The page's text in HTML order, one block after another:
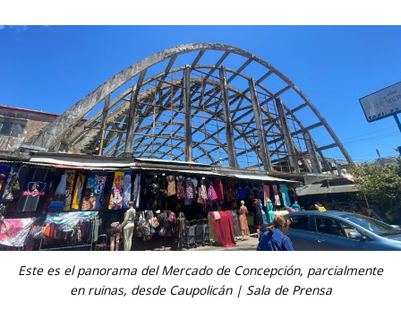
Este es el panorama del Mercado de Concepción, parcialmente
en ruinas, desde Caupolicán | Sala de Prensa